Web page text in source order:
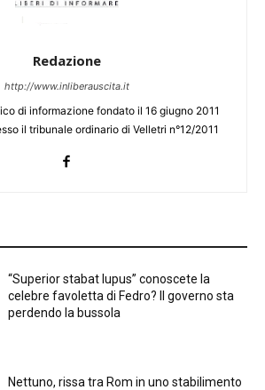
Redazione
http://www.inliberauscita.it
di informazione fondato il 16 giugno 2011
il tribunale ordinario di Velletri n°12/2011
“Superior stabat lupus” conoscete la
celebre favoletta di Fedro? Il governo sta
perdendo la bussola
Nettuno, rissa tra Rom in uno stabilimento